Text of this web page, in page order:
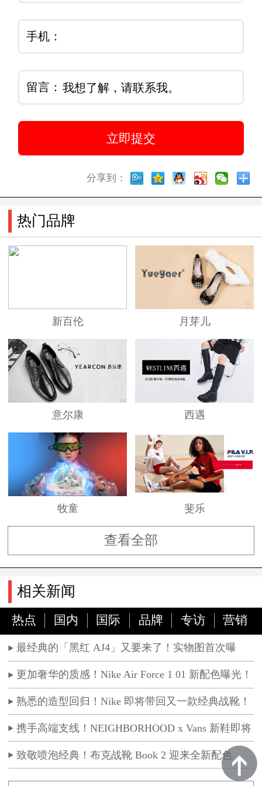
手机：
留言：
分享到：
热门品牌
新百伦 月芽儿
意尔康 西遇
牧童 斐乐
查看全部
相关新闻
热点 国内 国际 品牌 专访 营销
最经典的「黑红 AJ4」又要来了！实物图首次曝
光！
更加奢华的质感！Nike Air Force 1 01 新配色曝光！
熟悉的造型回归！Nike 即将带回又一款经典战靴！
携手高端支线！NEIGHBORHOOD x Vans 新鞋即将
发售
致敬喷泡经典！布克战靴 Book 2 迎来全新配色